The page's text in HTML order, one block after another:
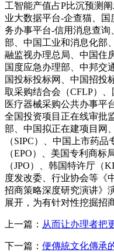
工智能产值占P比沉预测阐
业大数据平台-企查猫、
务办事平台-信用消息查
部、中国工业和消息化部
融监视办理总局、中国住
国度应急办理部、中邦交
国投标投标网、中国招投
取采购结合会（CFLP）
医疗器械采购公共办事平
全国投资项目正在线审批
部、中国拟正在建项目网
（SIPC）、中国上市药
（EPO）、美国专利商标
（JPO）、韩国特许厅（
度发改委、行业协会等《
招商策略深度研究演讲》
展开，为有针对性挖掘招
上一篇： 从而让办理者把
下一篇： 便傳統文化傳承